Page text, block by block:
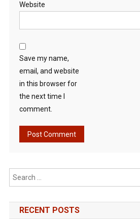
Website
Save my name,
email, and website
in this browser for
the next time I
comment.
RECENT POSTS